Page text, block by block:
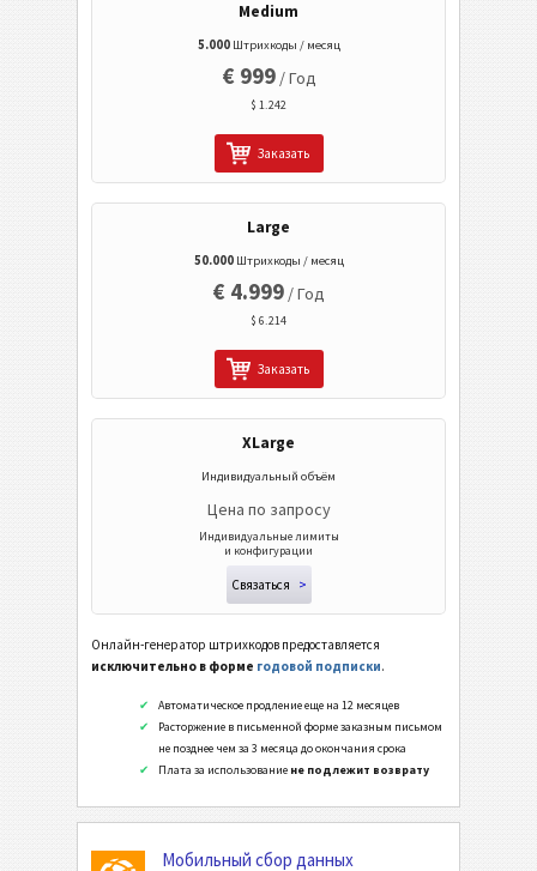
Medium
5.000Штрихкоды / месяц
€ 999/ Год
$ 1.242
Заказать
Large
50.000Штрихкоды / месяц
€ 4.999 / Год
$ 6.214
Заказать
XLarge
Индивидуальный объём
Цена по запросу
Индивидуальные лимиты
и конфигурации
Связаться >
Онлайн-генератор штрихкодов предоставляется
исключительно в форме годовой подписки.
Автоматическое продление еще на 12 месяцев
Расторжение в письменной форме заказным письмом
не позднее чем за 3 месяца до окончания срока
Плата за использование не подлежит возврату
Мобильный сбор данных